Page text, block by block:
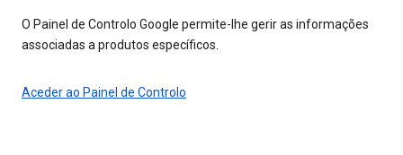
O Painel de Controlo Google permite-lhe gerir as informações
associadas a produtos específicos.
Aceder ao Painel de Controlo